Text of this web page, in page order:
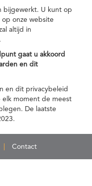
bijgewerkt. U kunt op
onze website
altijd in
gaat u akkoord
en dit
en dit privacybeleid
elk moment de meest
De laatste
Contact